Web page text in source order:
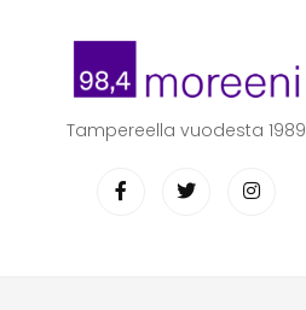
Tampereella vuodesta 1989